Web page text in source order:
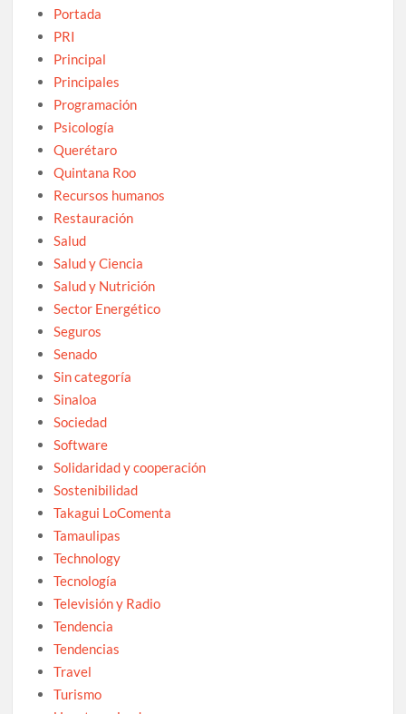
Portada
PRI
Principal
Principales
Programación
Psicología
Querétaro
Quintana Roo
Recursos humanos
Restauración
Salud
Salud y Ciencia
Salud y Nutrición
Sector Energético
Seguros
Senado
Sin categoría
Sinaloa
Sociedad
Software
Solidaridad y cooperación
Sostenibilidad
Takagui LoComenta
Tamaulipas
Technology
Tecnología
Televisión y Radio
Tendencia
Tendencias
Travel
Turismo